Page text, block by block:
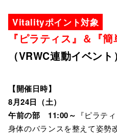
Vitalityポイント対象
『ピラティス』＆『
（VRWC連動イベント）
【開催日時】
8月24日（土）
午前の部 11:00～ 『ピラティ
身体のバランスを整えて姿勢